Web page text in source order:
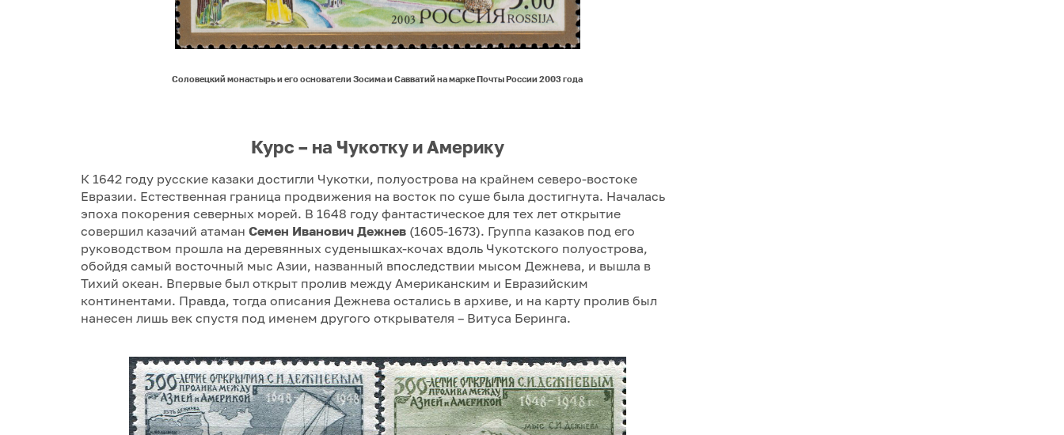
Соловецкий монастырь и его основатели Зосима и Савватий на марке Почты России 2003 года
Курс – на Чукотку и Америку
К 1642 году русские казаки достигли Чукотки, полуострова на крайнем северо-востоке
Евразии. Естественная граница продвижения на восток по суше была достигнута. Началась
эпоха покорения северных морей. В 1648 году фантастическое для тех лет открытие
совершил казачий атаман Семен Иванович Дежнев (1605-1673). Группа казаков под его
руководством прошла на деревянных суденышках-кочах вдоль Чукотского полуострова,
обойдя самый восточный мыс Азии, названный впоследствии мысом Дежнева, и вышла в
Тихий океан. Впервые был открыт пролив между Американским и Евразийским
континентами. Правда, тогда описания Дежнева остались в архиве, и на карту пролив был
нанесен лишь век спустя под именем другого открывателя – Витуса Беринга.